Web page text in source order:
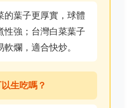
的葉子更厚實，球體
性強；台灣白菜葉子
爛，適合快炒。
生吃嗎？